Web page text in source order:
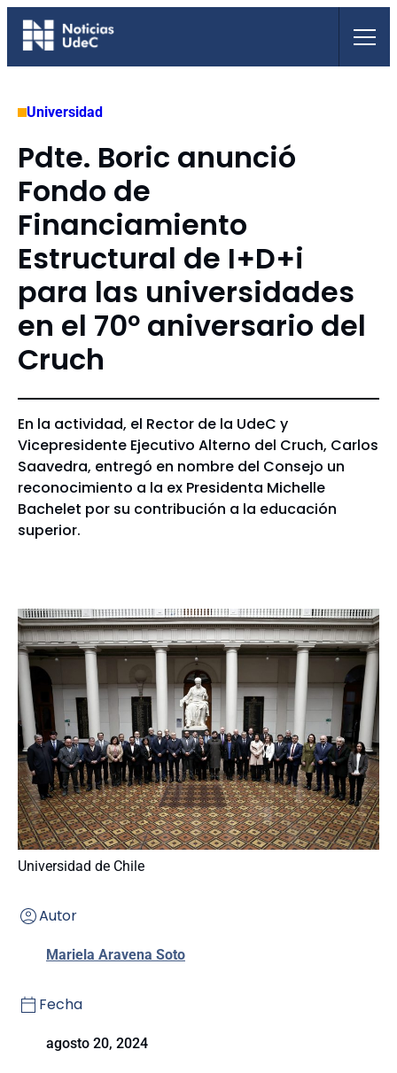
Saltar
Universidad
Pdte. Boric anunció
Fondo de
Financiamiento
Estructural de I+D+i
para las universidades
en el 70º aniversario del
Cruch
En la actividad, el Rector de la UdeC y
Vicepresidente Ejecutivo Alterno del Cruch, Carlos
Saavedra, entregó en nombre del Consejo un
reconocimiento a la ex Presidenta Michelle
Bachelet por su contribución a la educación
superior.
Universidad de Chile
Autor
Mariela Aravena Soto
Fecha
agosto 20, 2024